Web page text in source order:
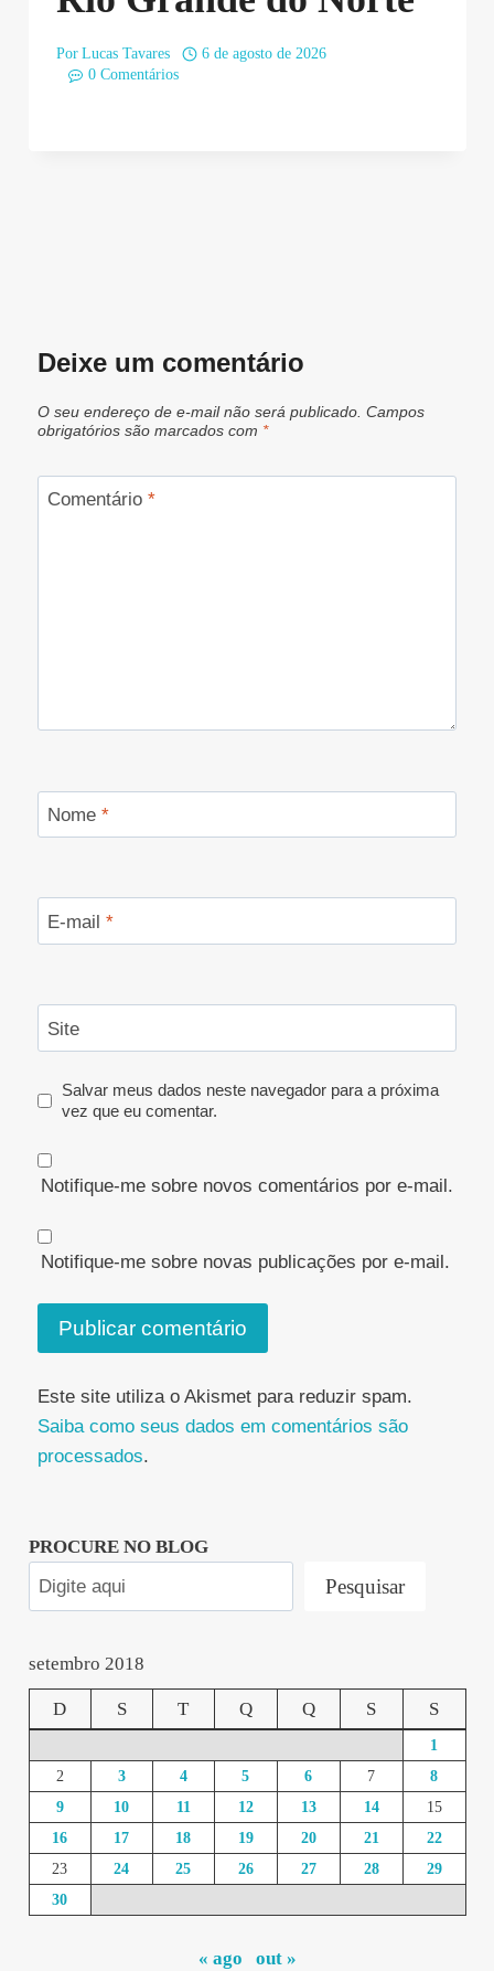
Por Lucas Tavares
6 de agosto de 2026
0 Comentários
Deixe um comentário
O seu endereço de e-mail não será publicado. Campos
obrigatórios são marcados com *
Comentário *
Nome *
E-mail *
Site
Salvar meus dados neste navegador para a próxima
vez que eu comentar.
Notifique-me sobre novos comentários por e-mail.
Notifique-me sobre novas publicações por e-mail.
Este site utiliza o Akismet para reduzir spam.
Saiba como seus dados em comentários são
processados.
PROCURE NO BLOG
Pesquisar
setembro 2018
D S T Q Q S S
1
2
3 4 5 6 7
8
9
10 11 12 13 14
15
16
17 18 19 20 21
22
23
24 25 26 27 28
29
30
« ago out »